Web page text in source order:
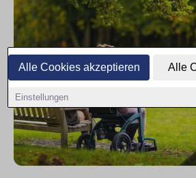
Alle Cookies akzeptieren Alle
Einstellungen